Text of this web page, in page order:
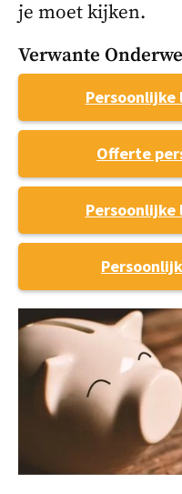
je moet kijken.
Verwante
Persoonlijke
Offerte
Persoonlijke